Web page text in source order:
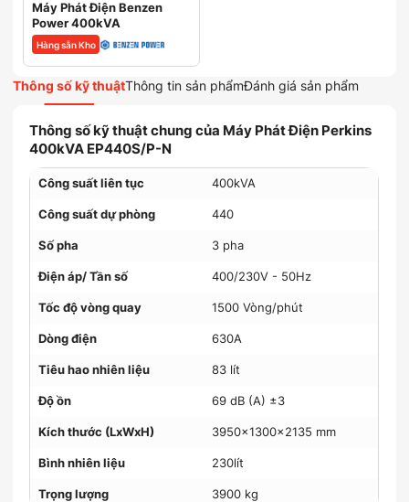
Máy Phát Điện Benzen
Power 400kVA
Hàng sẵn Kho
Thông số kỹ thuậtThông tin sản phẩmĐánh giá sản phẩm
Thông số kỹ thuật chung của Máy Phát Điện Perkins
400kVA EP440S/P-N
Công suất liên tục 400kVA
Công suất dự phòng 440
Số pha 3 pha
Điện áp/ Tần số 400/230V - 50Hz
Tốc độ vòng quay 1500 Vòng/phút
Dòng điện 630A
Tiêu hao nhiên liệu 83 lít
Độ ồn 69 dB (A) ±3
Kích thước (LxWxH) 3950x1300x2135 mm
Bình nhiên liệu 230lít
Trọng lượng 3900 kg